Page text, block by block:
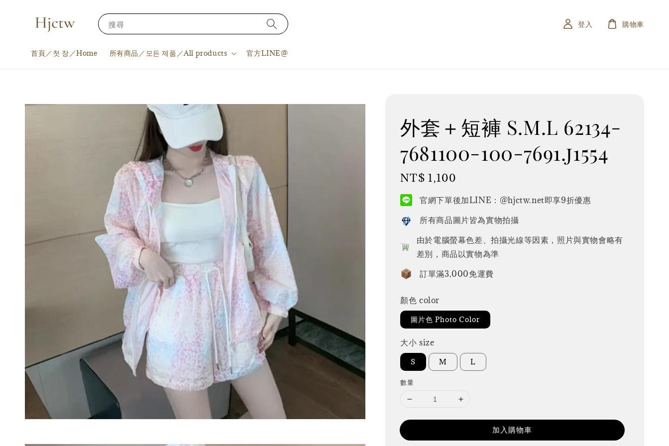
搜尋
首頁／첫 장／Home 所有商品／모든 제품／All products 官方LINE@
登入 購物車
外套＋短褲 S.M.L 62134-
7681100-100-7691.j1554
Regular
price
NT$ 1,100
官網下單後加LINE：@hjctw.net即享9折優惠
所有商品圖片皆為實物拍攝
由於電腦螢幕色差、拍攝光線等因素，照片與實物會略有
差別，商品以實物為準
訂單滿3,000免運費
顏色 color
圖片色 Photo Color
大小 size
S M L
數量
加入購物車